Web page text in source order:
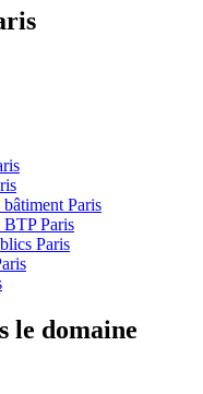
Paris
Paris
Paris
le domaine